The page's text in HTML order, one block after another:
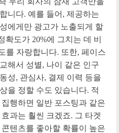
니다. 예를 들어, 제공하는
에게만 광고가 노출되게 할
도가 20%에 그치는 데 비
를 자랑합니다. 또한, 페이스
해서 성별, 나이 같은 인구
성, 관심사, 결제 이력 등을
을 정할 수도 있습니다. 적
행하면 일반 포스팅과 같은
과는 훨씬 크겠죠. 그 타겟
텐츠를 좋아할 확률이 높은